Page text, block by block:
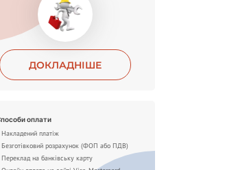
ДОКЛАДНІШЕ
оплати
Накладений платіж
Безготівковий розрахунок (ФОП або ПДВ)
Переклад на банківську карту